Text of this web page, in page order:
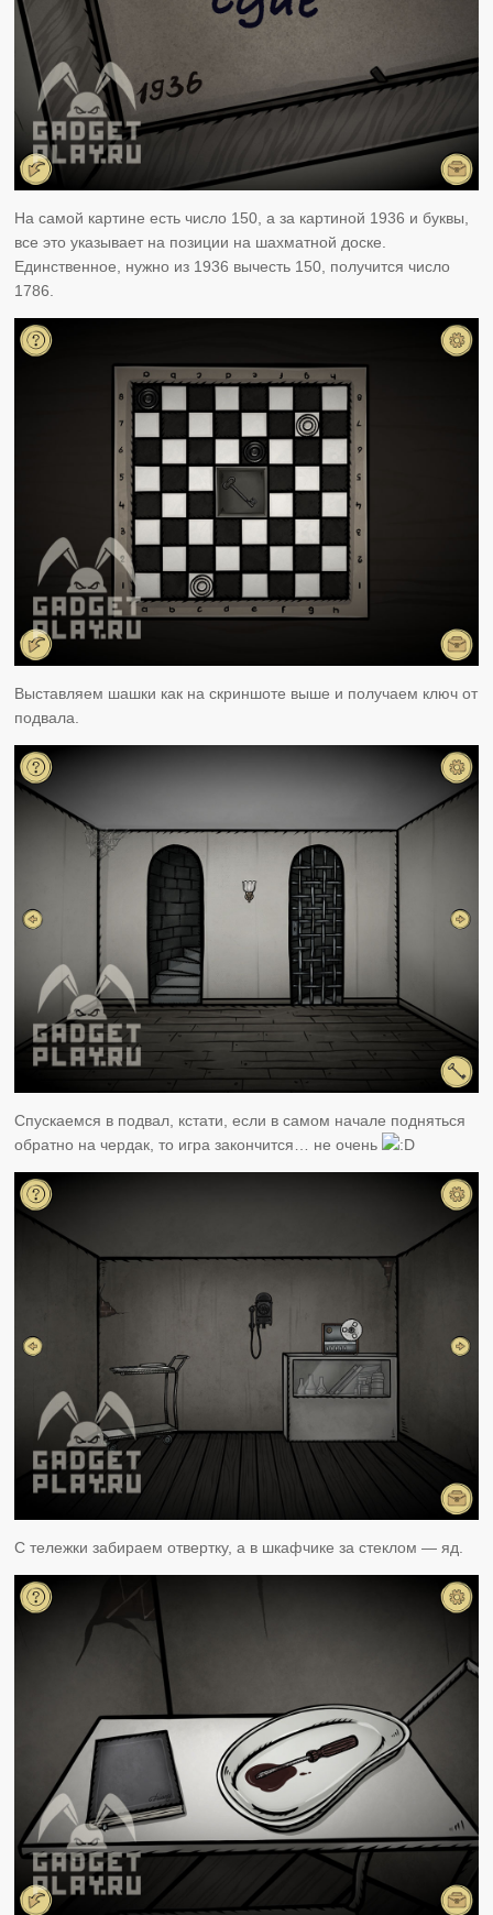
На самой картине есть число 150, а за картиной 1936 и буквы,
все это указывает на позиции на шахматной доске.
Единственное, нужно из 1936 вычесть 150, получится число
1786.
Выставляем шашки как на скриншоте выше и получаем ключ от
подвала.
Спускаемся в подвал, кстати, если в самом начале подняться
обратно на чердак, то игра закончится… не очень
С тележки забираем отвертку, а в шкафчике за стеклом — яд.